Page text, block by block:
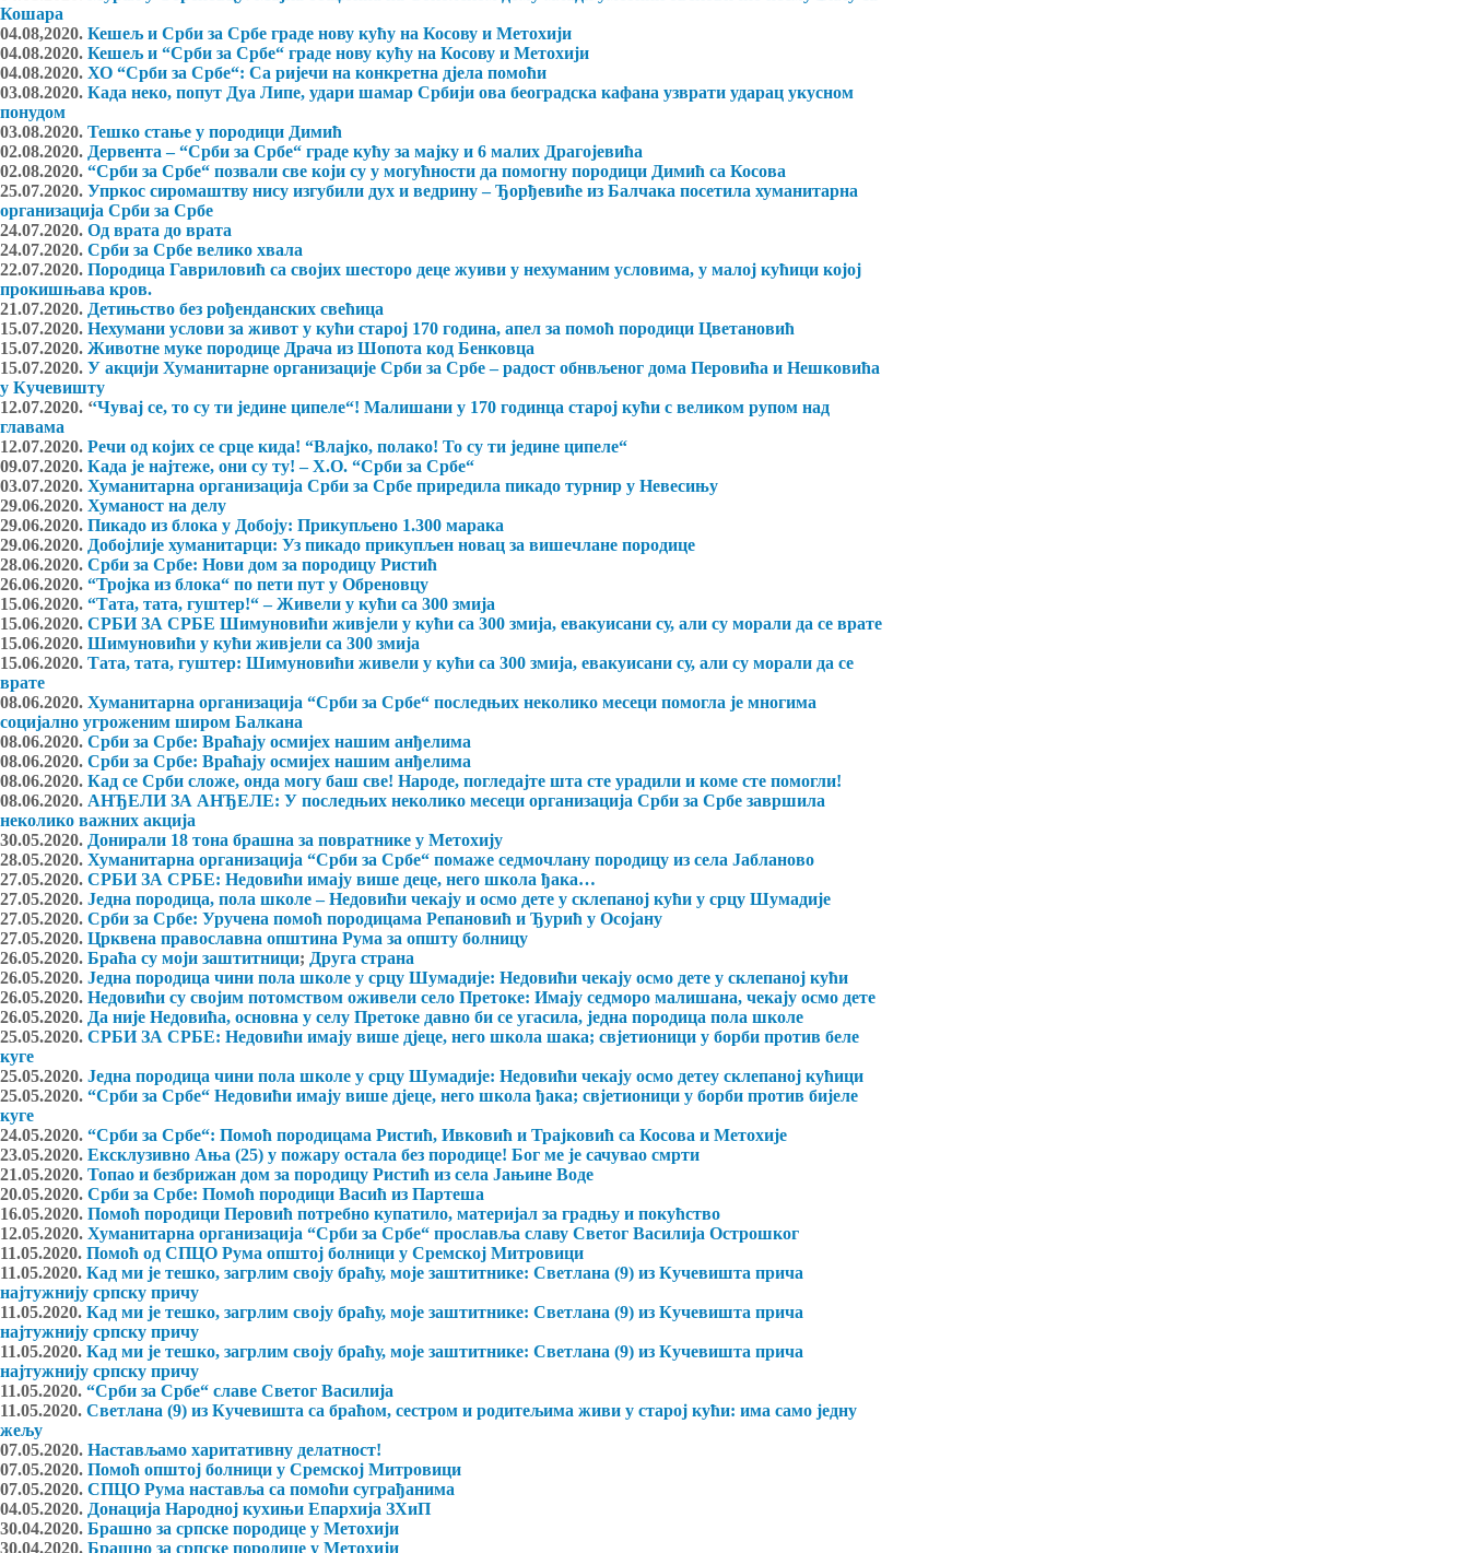
Кошара
04.08,2020. Кешељ и Срби за Србе граде нову кућу на Косову и Метохији
04.08.2020. Кешељ и “Срби за Србе“ граде нову кућу на Косову и Метохији
04.08.2020. ХО “Срби за Србе“: Са ријечи на конкретна дјела помоћи
03.08.2020. Када неко, попут Дуа Липе, удари шамар Србији ова београдска кафана узврати ударац укусном
понудом
03.08.2020. Тешко стање у породици Димић
02.08.2020. Дервента – “Срби за Србе“ граде кућу за мајку и 6 малих Драгојевића
02.08.2020. “Срби за Србе“ позвали све који су у могућности да помогну породици Димић са Косова
25.07.2020. Упркос сиромаштву нису изгубили дух и ведрину – Ђорђевиће из Балчака посетила хуманитарна
организација Срби за Србе
24.07.2020. Од врата до врата
24.07.2020. Срби за Србе велико хвала
22.07.2020. Породица Гавриловић са својих шесторо деце жуиви у нехуманим условима, у малој кућици којој
прокишњава кров.
21.07.2020. Детињство без рођенданских свећица
15.07.2020. Нехумани услови за живот у кући старој 170 година, апел за помоћ породици Цветановић
15.07.2020. Животне муке породице Драча из Шопота код Бенковца
15.07.2020. У акцији Хуманитарне организације Срби за Србе – радост обнвљеног дома Перовића и Нешковића
у Кучевишту
12.07.2020. ‘‘Чувај се, то су ти једине ципеле“! Малишани у 170 годинца старој кући с великом рупом над
главама
12.07.2020. Речи од којих се срце кида! “Влајко, полако! То су ти једине ципеле“
09.07.2020. Када је најтеже, они су ту! – Х.О. “Срби за Србе“
03.07.2020. Хуманитарна организација Срби за Србе приредила пикадо турнир у Невесињу
29.06.2020. Хуманост на делу
29.06.2020. Пикадо из блока у Добоју: Прикупљено 1.300 марака
29.06.2020. Добојлије хуманитарци: Уз пикадо прикупљен новац за вишечлане породице
28.06.2020. Срби за Србе: Нови дом за породицу Ристић
26.06.2020. “Тројка из блока“ по пети пут у Обреновцу
15.06.2020. “Тата, тата, гуштер!“ – Живели у кући са 300 змија
15.06.2020. СРБИ ЗА СРБЕ Шимуновићи живјели у кући са 300 змија, евакуисани су, али су морали да се врате
15.06.2020. Шимуновићи у кући живјели са 300 змија
15.06.2020. Тата, тата, гуштер: Шимуновићи живели у кући са 300 змија, евакуисани су, али су морали да се
врате
08.06.2020. Хуманитарна организација “Срби за Србе“ последњих неколико месеци помогла је многима
социјално угроженим широм Балкана
08.06.2020. Срби за Србе: Враћају осмијех нашим анђелима
08.06.2020. Срби за Србе: Враћају осмијех нашим анђелима
08.06.2020. Кад се Срби сложе, онда могу баш све! Народе, погледајте шта сте урадили и коме сте помогли!
08.06.2020. АНЂЕЛИ ЗА АНЂЕЛЕ: У последњих неколико месеци организација Срби за Србе завршила
неколико важних акција
30.05.2020. Донирали 18 тона брашна за повратнике у Метохију
28.05.2020. Хуманитарна организација “Срби за Србе“ помаже седмочлану породицу из села Јабланово
27.05.2020. СРБИ ЗА СРБЕ: Недовићи имају више деце, него школа ђака…
27.05.2020. Једна породица, пола школе – Недовићи чекају и осмо дете у склепаној кући у срцу Шумадије
27.05.2020. Срби за Србе: Уручена помоћ породицама Репановић и Ђурић у Осојану
27.05.2020. Црквена православна општина Рума за општу болницу
26.05.2020. Браћа су моји заштитници; Друга страна
26.05.2020. Једна породица чини пола школе у срцу Шумадије: Недовићи чекају осмо дете у склепаној кући
26.05.2020. Недовићи су својим потомством оживели село Претоке: Имају седморо малишана, чекају осмо дете
26.05.2020. Да није Недовића, основна у селу Претоке давно би се угасила, једна породица пола школе
25.05.2020. СРБИ ЗА СРБЕ: Недовићи имају више дјеце, него школа шака; свјетионици у борби против беле
куге
25.05.2020. Једна породица чини пола школе у срцу Шумадије: Недовићи чекају осмо детеу склепаној кућици
25.05.2020. “Срби за Србе“ Недовићи имају више дјеце, него школа ђака; свјетионици у борби против бијеле
куге
24.05.2020. “Срби за Србе“: Помоћ породицама Ристић, Ивковић и Трајковић са Косова и Метохије
23.05.2020. Ексклузивно Ања (25) у пожару остала без породице! Бог ме је сачувао смрти
21.05.2020. Топао и безбрижан дом за породицу Ристић из села Јањине Воде
20.05.2020. Срби за Србе: Помоћ породици Васић из Партеша
16.05.2020. Помоћ породици Перовић потребно купатило, материјал за градњу и покућство
12.05.2020. Хуманитарна организација “Срби за Србе“ прославља славу Светог Василија Острошког
11.05.2020. Помоћ од СПЦО Рума општој болници у Сремској Митровици
11.05.2020. Кад ми је тешко, загрлим своју браћу, моје заштитнике: Светлана (9) из Кучевишта прича
најтужнију српску причу
11.05.2020. Кад ми је тешко, загрлим своју браћу, моје заштитнике: Светлана (9) из Кучевишта прича
најтужнију српску причу
11.05.2020. Кад ми је тешко, загрлим своју браћу, моје заштитнике: Светлана (9) из Кучевишта прича
најтужнију српску причу
11.05.2020. “Срби за Србе“ славе Светог Василија
11.05.2020. Светлана (9) из Кучевишта са браћом, сестром и родитељима живи у старој кући: има само једну
жељу
07.05.2020. Настављамо харитативну делатност!
07.05.2020. Помоћ општој болници у Сремској Митровици
07.05.2020. СПЦО Рума наставља са помоћи суграђанима
04.05.2020. Донација Народној кухињи Епархија ЗХиП
30.04.2020. Брашно за српске породице у Метохији
30.04.2020. Брашно за српске породице у Метохији